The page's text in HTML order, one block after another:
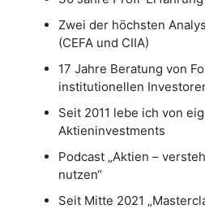
Zwei der höchsten
(CEFA und CIIA)
17 Jahre Beratung von
institutionellen
Seit 2011 lebe ich von
Aktieninvestments
Podcast „Aktien –
nutzen“
Seit Mitte 2021